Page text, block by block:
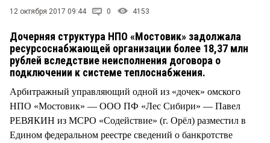
12 октября 2017 09:44 0 4153
Дочерняя структура НПО «Мостовик» задолжала
ресурсоснабжающей организации более 18,37 млн
рублей вследствие неисполнения договора о
подключении к системе теплоснабжения.
Арбитражный управляющий одной из «дочек» омского
НПО «Мостовик» — ООО ПФ «Лес Сибири» — Павел
РЕВЯКИН из МСРО «Содействие» (г. Орёл) разместил в
Едином федеральном реестре сведений о банкротстве